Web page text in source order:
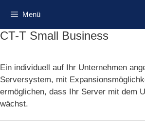
Inhalt
springen
Menü
CT-T Small Business
Ein individuell auf Ihr Unternehmen
Serversystem, mit
ermöglichen, dass Ihr Server mit dem
wächst.